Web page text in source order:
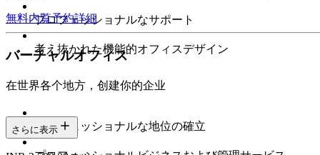
プロフェッショナルなサポート
考え抜かれた機能的オフィスデザイン
無料内覧予約詳細
バーチャルオフィス
在世界各个地方，创建你的企业
プロフェッショナルな地位の確立
さらに表示